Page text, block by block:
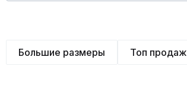
Большие размеры Топ продаж